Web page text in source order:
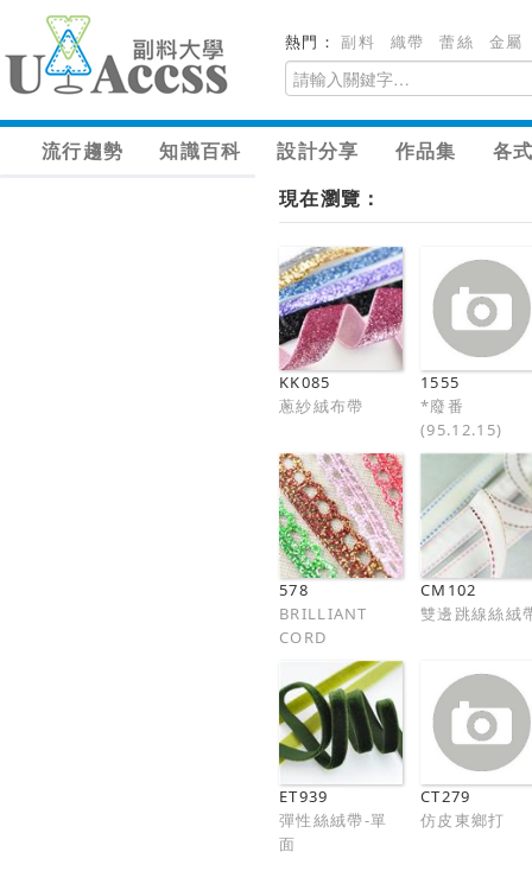
熱門：副料 織帶 蕾絲 金屬
流行趨勢 知識百科 設計分享 作品集
各
現在瀏覽：
KK085
蔥紗絨布帶
1555
*廢番
(95.12.15)
578
BRILLIANT
CORD
CM102
雙邊跳線絲絨
ET939
彈性絲絨帶-單
面
CT279
仿皮東鄉打